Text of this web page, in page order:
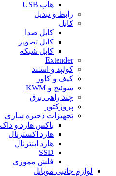
هاب USB
رابط و تبدیل
کابل
کابل صدا
کابل تصویر
کابل شبکه
Extender
کولپد و استند
کیف و کاور
سوئیچ و KWM
چند راهی برق
پروژکتور
تجهیزات ذخیره سازی
باکس هارد و داک
هارد اکسترنال
هارد اینترنال
SSD
فلش مموری
لوازم جانبی موبایل